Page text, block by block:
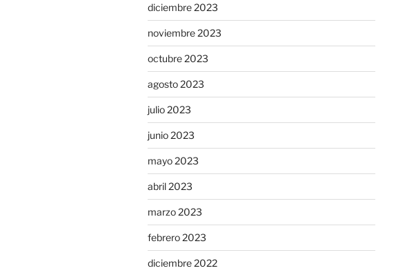
diciembre 2023
noviembre 2023
octubre 2023
agosto 2023
julio 2023
junio 2023
mayo 2023
abril 2023
marzo 2023
febrero 2023
diciembre 2022